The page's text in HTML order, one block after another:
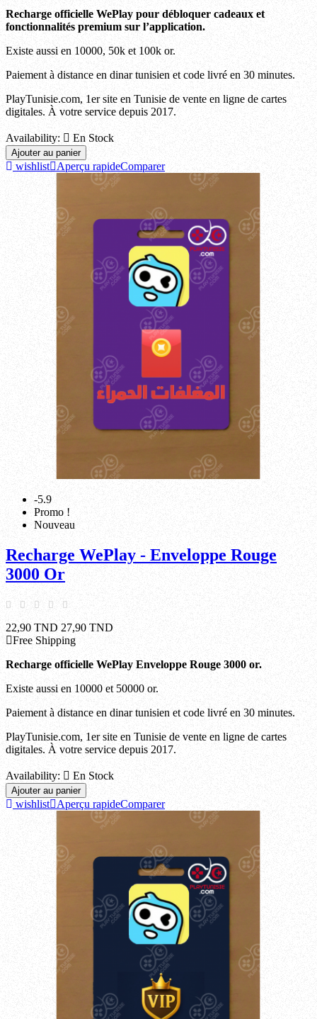
Recharge officielle WePlay pour débloquer cadeaux et
fonctionnalités premium sur l’application.
Existe aussi en 10000, 50k et 100k or.
Paiement à distance en dinar tunisien et code livré en 30 minutes.
PlayTunisie.com, 1er site en Tunisie de vente en ligne de cartes
digitales. À votre service depuis 2017.
Availability:  En Stock
Ajouter au panier
wishlist Aperçu rapideComparer
-5.9
Promo !
Nouveau
Recharge WePlay - Enveloppe Rouge
3000 Or
22,90 TND 27,90 TND
Free Shipping
Recharge officielle WePlay Enveloppe Rouge 3000 or.
Existe aussi en 10000 et 50000 or.
Paiement à distance en dinar tunisien et code livré en 30 minutes.
PlayTunisie.com, 1er site en Tunisie de vente en ligne de cartes
digitales. À votre service depuis 2017.
Availability:  En Stock
Ajouter au panier
wishlist Aperçu rapideComparer